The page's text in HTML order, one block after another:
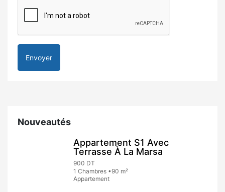
Envoyer
Nouveautés
Appartement S1 Avec
Terrasse À La Marsa
900 DT
1 Chambres •90 m²
Appartement